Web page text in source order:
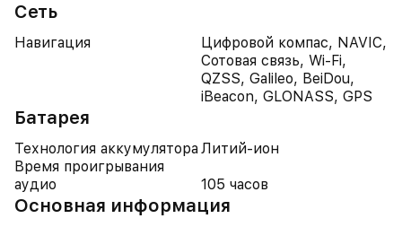
Сеть
Навигация
Цифровой компас, NAVIC,
Сотовая связь, Wi-Fi,
QZSS, Galileo, BeiDou,
iBeacon, GLONASS, GPS
Батарея
Технология аккумулятора Литий-ион
Время проигрывания
аудио
105 часов
Основная информация